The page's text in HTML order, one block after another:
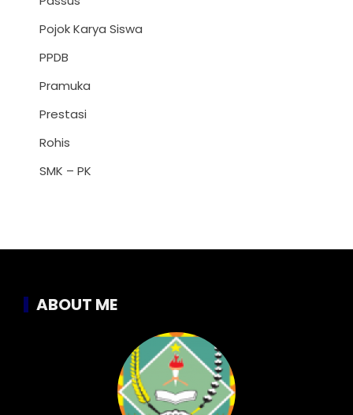
Pojok Karya Siswa
PPDB
Pramuka
Prestasi
Rohis
SMK – PK
ABOUT ME